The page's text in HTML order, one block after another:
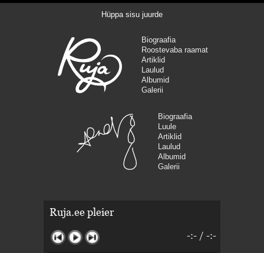
Hüppa sisu juurde
Biograafia
Roostevaba raamat
Artiklid
Laulud
Albumid
Galerii
Biograafia
Luule
Artiklid
Laulud
Albumid
Galerii
Ruja.ee pleier
-:- / -:-